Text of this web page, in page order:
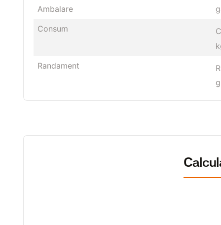
Ambalare
Consum
Randament